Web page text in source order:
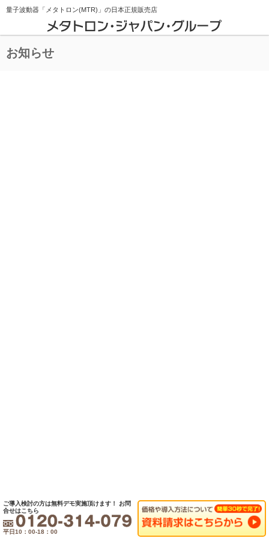
量子波動器「メタトロン(MTR)」の日本正規販売店
ご導入検討の方は無料デモ実施頂けます！
お問
合せはこちら
平日10：00-18：00
お知らせ